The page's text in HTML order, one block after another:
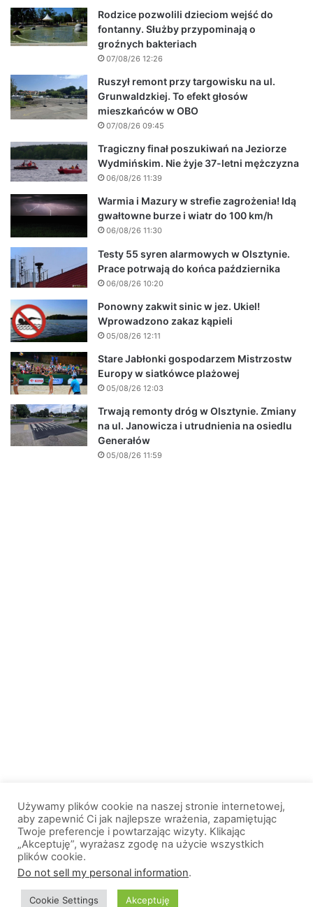
Rodzice pozwolili dzieciom wejść do
fontanny. Służby przypominają o
groźnych bakteriach
07/08/26 12:26
Ruszył remont przy targowisku na ul.
Grunwaldzkiej. To efekt głosów
mieszkańców w OBO
07/08/26 09:45
Tragiczny finał poszukiwań na Jeziorze
Wydmińskim. Nie żyje 37-letni mężczyzna
06/08/26 11:39
Warmia i Mazury w strefie zagrożenia! Idą
gwałtowne burze i wiatr do 100 km/h
06/08/26 11:30
Testy 55 syren alarmowych w Olsztynie.
Prace potrwają do końca października
06/08/26 10:20
Ponowny zakwit sinic w jez. Ukiel!
Wprowadzono zakaz kąpieli
05/08/26 12:11
Stare Jabłonki gospodarzem Mistrzostw
Europy w siatkówce plażowej
05/08/26 12:03
Trwają remonty dróg w Olsztynie. Zmiany
na ul. Janowicza i utrudnienia na osiedlu
Generałów
05/08/26 11:59
© 2013-2026, All Rights Reserved. Wszelkie prawa zastrzeżone. |
Używamy plików cookie na naszej stronie internetowej,
aby zapewnić Ci jak najlepsze wrażenia, zapamiętując
Twoje preferencje i powtarzając wizyty. Klikając
„Akceptuję”, wyrażasz zgodę na użycie wszystkich
plików cookie.
Do not sell my personal information.
Cookie Settings Akceptuję